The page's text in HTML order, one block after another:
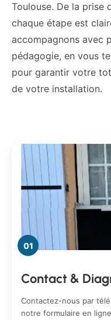
Toulouse. De la prise
chaque étape est
accompagnons avec
pédagogie, en vous
pour garantir votre
de votre installation.
01
Contact &
Contactez-nous par
notre formulaire en